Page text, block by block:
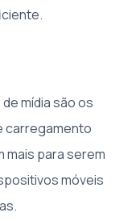
mídia são os
carregamento
mais para serem
móveis